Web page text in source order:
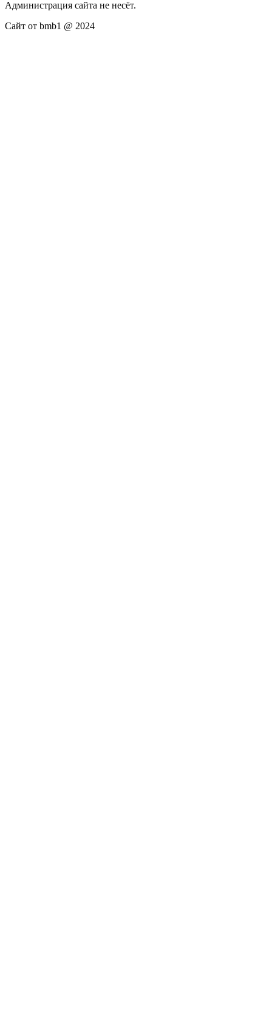
Администрация сайта не несёт.
Сайт от bmb1 @ 2024